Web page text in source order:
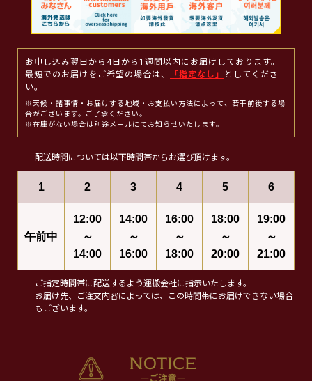
お申し込み翌日から4日から1週間以内にお届けしております。
最短でのお届けをご希望の場合は、
「指定なし」
としてくださ
い。
※天候・諸事情・お届けする地域・お支払い方法によって、若干前後する場
合がございます。ご了承ください。
※在庫がない場合は別途メールにてお知らせいたします。
配送時間については以下時間帯からお選び頂けます。
1 2 3 4 5 6
午前中
12:00
～
14:00
14:00
～
16:00
16:00
～
18:00
18:00
～
20:00
19:00
～
21:00
ご指定時間帯に配送するよう運搬会社に指示いたします。
お届け先、ご注文内容によっては、この時間帯にお届けできない場合
もございます。